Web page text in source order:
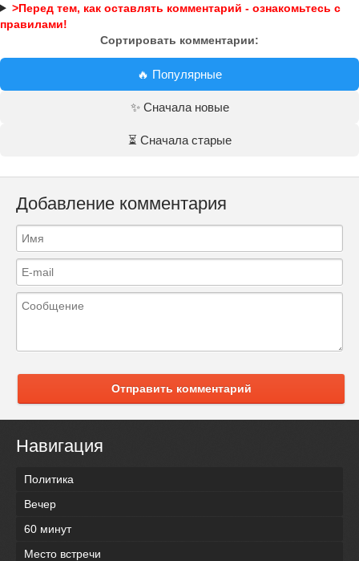
>Перед тем, как оставлять комментарий - ознакомьтесь с
правилами!
Сортировать комментарии:
🔥 Популярные
✨ Сначала новые
⏳ Сначала старые
Добавление комментария
Отправить комментарий
Навигация
Политика
Вечер
60 минут
Место встречи